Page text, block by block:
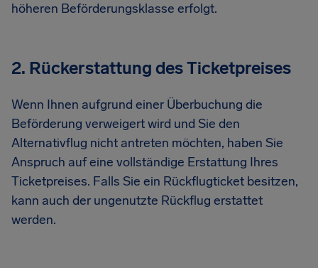
höheren Beförderungsklasse erfolgt.
2. Rückerstattung des Ticketpreises
Wenn Ihnen aufgrund einer Überbuchung die
Beförderung verweigert wird und Sie den
Alternativflug nicht antreten möchten, haben Sie
Anspruch auf eine vollständige Erstattung Ihres
Ticketpreises. Falls Sie ein Rückflugticket besitzen,
kann auch der ungenutzte Rückflug erstattet
werden.